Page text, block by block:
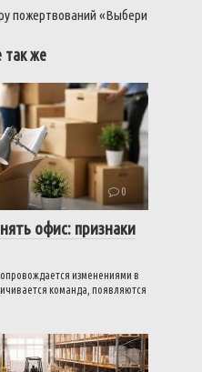
пожертвований «Выбери
так же
0
офис: признаки
изменениями в
команда, появляются